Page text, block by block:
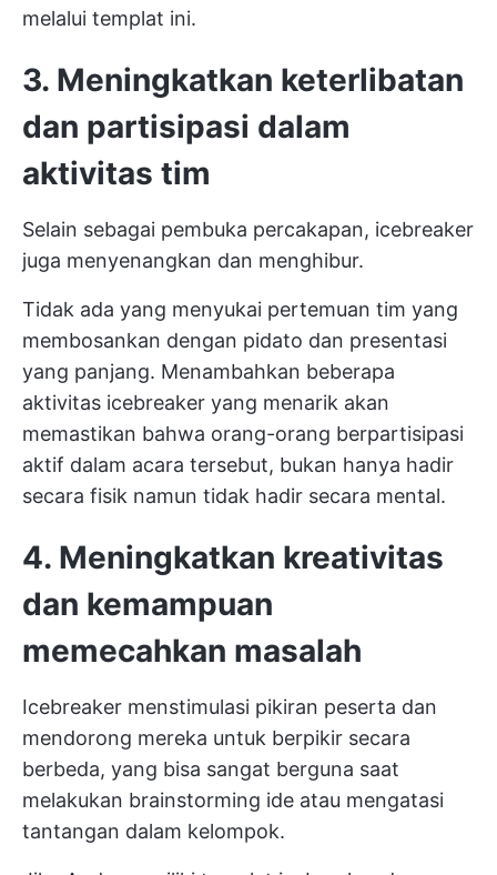
melalui templat ini.
3. Meningkatkan keterlibatan
dan partisipasi dalam
aktivitas tim
Selain sebagai pembuka percakapan, icebreaker
juga menyenangkan dan menghibur.
Tidak ada yang menyukai pertemuan tim yang
membosankan dengan pidato dan presentasi
yang panjang. Menambahkan beberapa
aktivitas icebreaker yang menarik akan
memastikan bahwa orang-orang berpartisipasi
aktif dalam acara tersebut, bukan hanya hadir
secara fisik namun tidak hadir secara mental.
4. Meningkatkan kreativitas
dan kemampuan
memecahkan masalah
Icebreaker menstimulasi pikiran peserta dan
mendorong mereka untuk berpikir secara
berbeda, yang bisa sangat berguna saat
melakukan brainstorming ide atau mengatasi
tantangan dalam kelompok.